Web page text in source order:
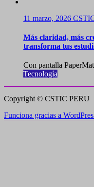
11 marzo, 2026
Más claridad, más
transforma tus
Con pantalla
Tecnología
Copyright © CSTIC PERU
Funciona gracias a